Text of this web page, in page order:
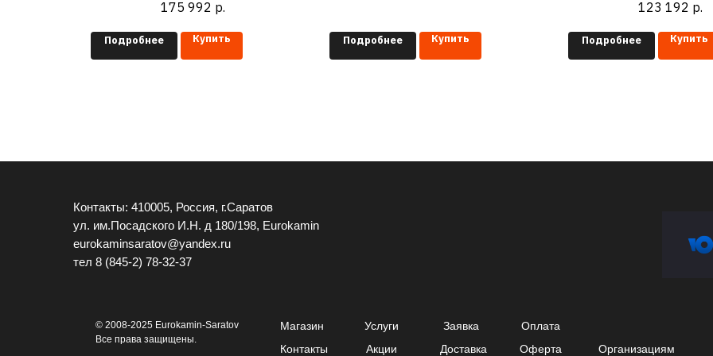
175 992 р.
Подробнее Купить Подробнее Купить
123 192 р.
Подробнее Купить
Контакты: 410005, Россия, г.Саратов
ул. им.Посадского И.Н. д 180/198, Eurokamin
eurokaminsaratov@yandex.ru
тел 8 (845-2) 78-32-37
Магазин
© 2008-2025 Eurokamin-Saratov
Все права защищены.
Услуги Заявка
Оплата
Акции
Контакты Доставка Оферта Организациям